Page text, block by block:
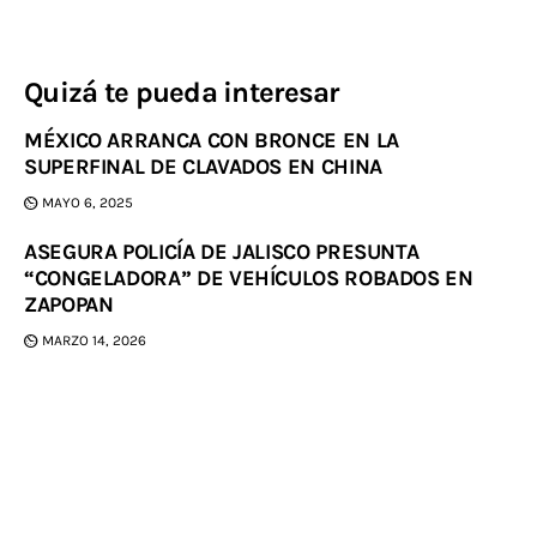
Quizá te pueda interesar
MÉXICO ARRANCA CON BRONCE EN LA
SUPERFINAL DE CLAVADOS EN CHINA
MAYO 6, 2025
ASEGURA POLICÍA DE JALISCO PRESUNTA
“CONGELADORA” DE VEHÍCULOS ROBADOS EN
ZAPOPAN
MARZO 14, 2026